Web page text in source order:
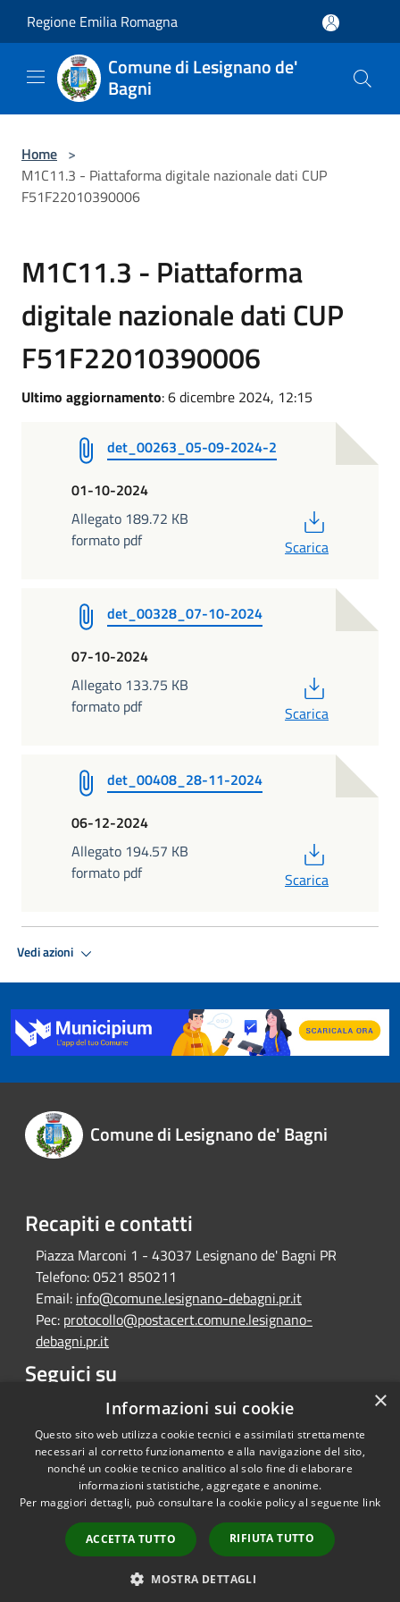
Regione Emilia Romagna
Comune di Lesignano de'
Bagni
Home >
M1C11.3 - Piattaforma digitale nazionale dati CUP
F51F22010390006
M1C11.3 - Piattaforma
digitale nazionale dati CUP
F51F22010390006
Ultimo aggiornamento: 6 dicembre 2024, 12:15
det_00263_05-09-2024-2
01-10-2024
Allegato 189.72 KB
formato pdf
Scarica
det_00328_07-10-2024
07-10-2024
Allegato 133.75 KB
formato pdf
Scarica
det_00408_28-11-2024
06-12-2024
Allegato 194.57 KB
formato pdf
Scarica
Vedi azioni
Comune di Lesignano de' Bagni
Recapiti e contatti
Piazza Marconi 1 - 43037 Lesignano de' Bagni PR
Telefono:0521 850211
Email: info@comune.lesignano-debagni.pr.it
Pec: protocollo@postacert.comune.lesignano-
debagni.pr.it
Seguici su
Facebook
Accessibilità
Copyright © 2026 • Comune di
Lesignano de' Bagni • Powered
byMunicipium
Accesso
redazione
×
Informazioni sui cookie
Questo sito web utilizza cookie tecnici e assimilati strettamente
necessari al corretto funzionamento e alla navigazione del sito,
nonché un cookie tecnico analitico al solo fine di elaborare
informazioni statistiche, aggregate e anonime.
Per maggiori dettagli, può consultare la cookie policy al seguente link
ACCETTA TUTTO RIFIUTA TUTTO
MOSTRA DETTAGLI